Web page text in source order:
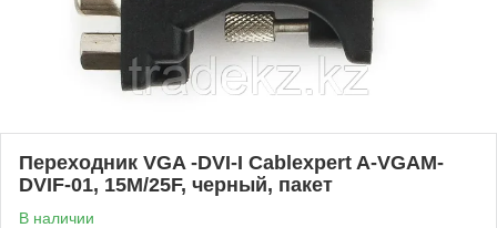
Переходник VGA -DVI-I Cablexpert A-VGAM-
DVIF-01, 15M/25F, черный, пакет
В наличии